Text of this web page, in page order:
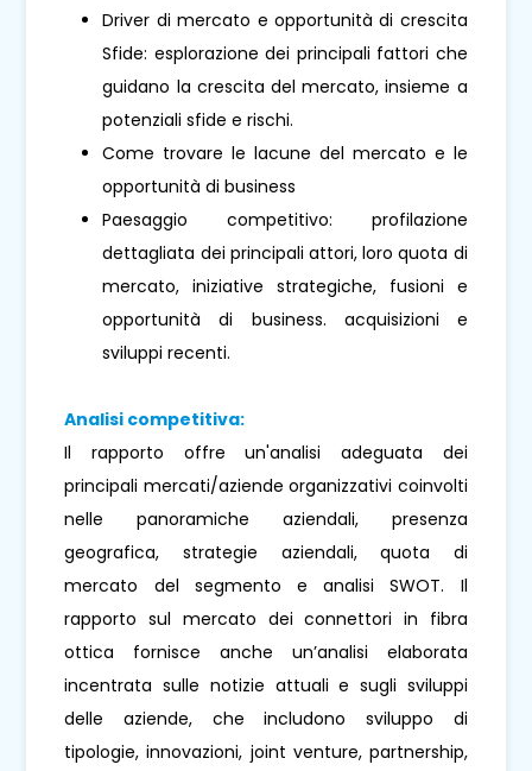
Driver di mercato e opportunità di crescita
Sfide: esplorazione dei principali fattori che
guidano la crescita del mercato, insieme a
potenziali sfide e rischi.
Come trovare le lacune del mercato e le
opportunità di business
Paesaggio competitivo: profilazione
dettagliata dei principali attori, loro quota di
mercato, iniziative strategiche, fusioni e
opportunità di business. acquisizioni e
sviluppi recenti.
Analisi competitiva:
Il rapporto offre un'analisi adeguata dei
principali mercati/aziende organizzativi coinvolti
nelle panoramiche aziendali, presenza
geografica, strategie aziendali, quota di
mercato del segmento e analisi SWOT. Il
rapporto sul mercato dei connettori in fibra
ottica fornisce anche un’analisi elaborata
incentrata sulle notizie attuali e sugli sviluppi
delle aziende, che includono sviluppo di
tipologie, innovazioni, joint venture, partnership,